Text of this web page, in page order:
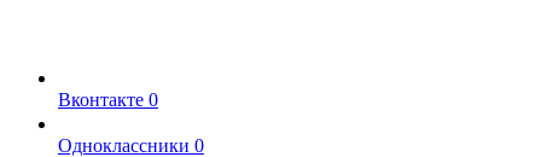
Вконтакте 0
Одноклассники 0